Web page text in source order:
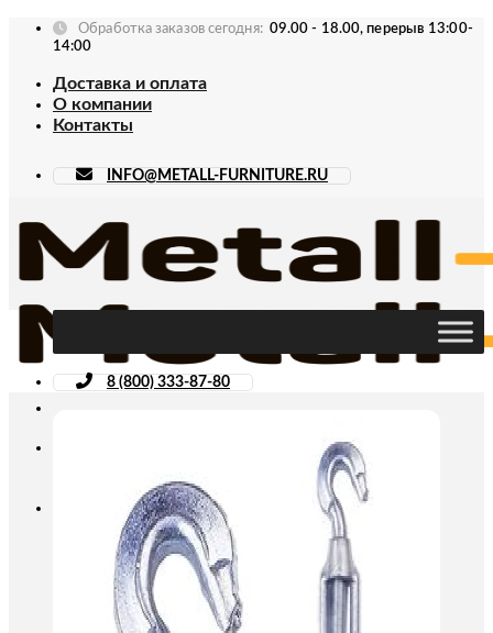
Skip
Обработка заказов сегодня: 09.00 - 18.00, перерыв 13:00-
14:00
Доставка и оплата
О компании
Контакты
INFO@METALL-FURNITURE.RU
8 (800) 333-87-80